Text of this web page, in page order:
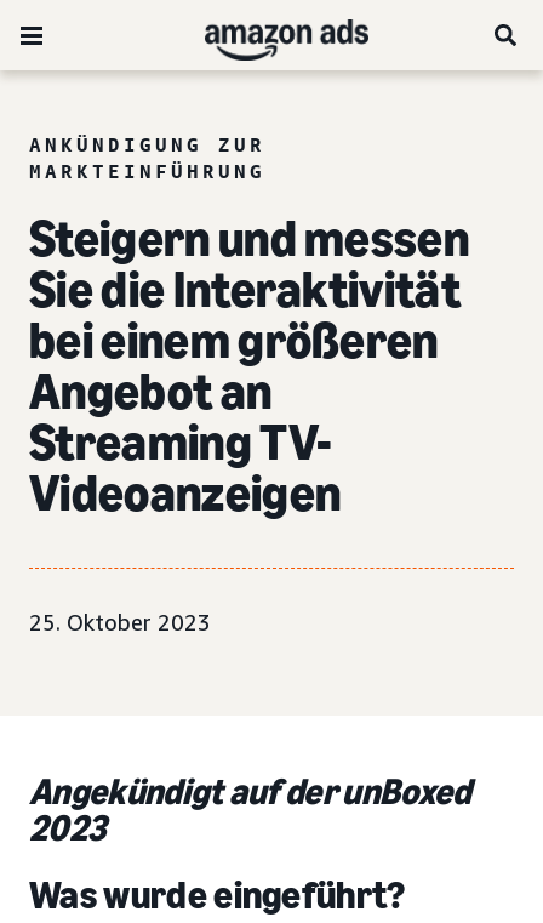
ANKÜNDIGUNG ZUR
MARKTEINFÜHRUNG
Steigern und messen
Sie die Interaktivität
bei einem größeren
Angebot an
Streaming TV-
Videoanzeigen
25. Oktober 2023
Angekündigt auf der unBoxed
2023
Was wurde eingeführt?